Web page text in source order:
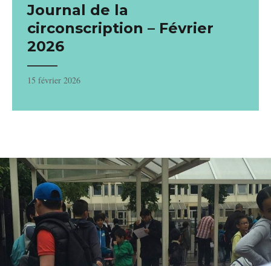
Journal de la
circonscription – Février
2026
15 février 2026